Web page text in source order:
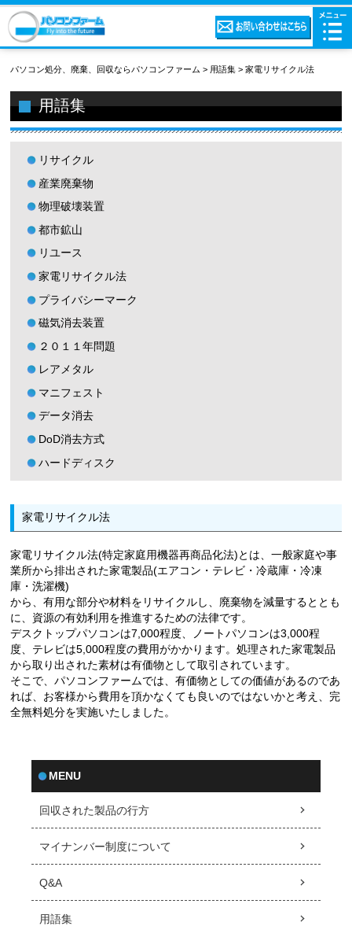
パソコン処分、廃棄、回収ならパソコンファーム> 用語集 >家電リサイクル法
用語集
リサイクル
産業廃棄物
物理破壊装置
都市鉱山
リユース
家電リサイクル法
プライバシーマーク
磁気消去装置
２０１１年問題
レアメタル
マニフェスト
データ消去
DoD消去方式
ハードディスク
家電リサイクル法
家電リサイクル法(特定家庭用機器再商品化法)とは、一般家庭や事
業所から排出された家電製品(エアコン・テレビ・冷蔵庫・冷凍
庫・洗濯機)
から、有用な部分や材料をリサイクルし、廃棄物を減量するととも
に、資源の有効利用を推進するための法律です。
デスクトップパソコンは7,000程度、ノートパソコンは3,000程
度、テレビは5,000程度の費用がかかります。処理された家電製品
から取り出された素材は有価物として取引されています。
そこで、パソコンファームでは、有価物としての価値があるのであ
れば、お客様から費用を頂かなくても良いのではないかと考え、完
全無料処分を実施いたしました。
MENU
回収された製品の行方
マイナンバー制度について
Q&A
用語集